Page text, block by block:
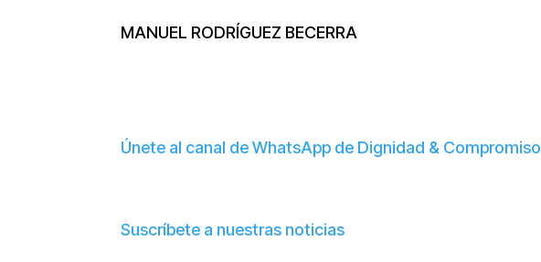
MANUEL RODRÍGUEZ BECERRA
Únete al canal de WhatsApp de Dignidad & Compromiso
Suscríbete a nuestras noticias